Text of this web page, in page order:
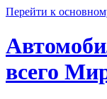
Перейти к
всего